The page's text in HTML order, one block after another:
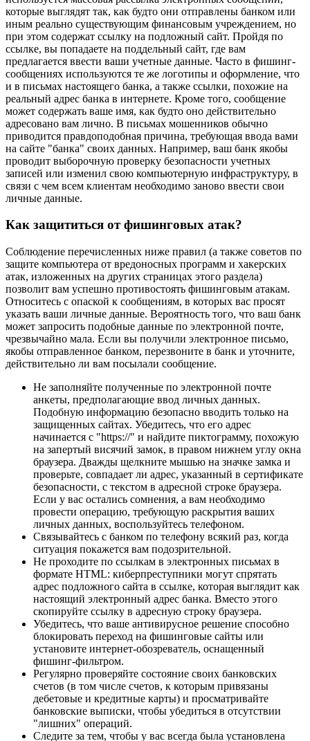
которые выглядят так, как будто они отправлены банком или
иным реально существующим финансовым учреждением, но
при этом содержат ссылку на подложный сайт. Пройдя по
ссылке, вы попадаете на поддельный сайт, где вам
предлагается ввести ваши учетные данные. Часто в фишинг-
сообщениях используются те же логотипы и оформление, что
и в письмах настоящего банка, а также ссылки, похожие на
реальный адрес банка в интернете. Кроме того, сообщение
может содержать ваше имя, как будто оно действительно
адресовано вам лично. В письмах мошенников обычно
приводится правдоподобная причина, требующая ввода вами
на сайте "банка" своих данных. Например, ваш банк якобы
проводит выборочную проверку безопасности учетных
записей или изменил свою компьютерную инфраструктуру, в
связи с чем всем клиентам необходимо заново ввести свои
личные данные.
Как защититься от фишинговых атак?
Соблюдение перечисленных ниже правил (а также советов по
защите компьютера от вредоносных программ и хакерских
атак, изложенных на других страницах этого раздела)
позволит вам успешно противостоять фишинговым атакам.
Относитесь с опаской к сообщениям, в которых вас просят
указать ваши личные данные. Вероятность того, что ваш банк
может запросить подобные данные по электронной почте,
чрезвычайно мала. Если вы получили электронное письмо,
якобы отправленное банком, перезвоните в банк и уточните,
действительно ли вам посылали сообщение.
Не заполняйте полученные по электронной почте
анкеты, предполагающие ввод личных данных.
Подобную информацию безопасно вводить только на
защищенных сайтах. Убедитесь, что его адрес
начинается с "https://" и найдите пиктограмму, похожую
на запертый висячий замок, в правом нижнем углу окна
браузера. Дважды щелкните мышью на значке замка и
проверьте, совпадает ли адрес, указанный в сертификате
безопасности, с текстом в адресной строке браузера.
Если у вас остались сомнения, а вам необходимо
провести операцию, требующую раскрытия ваших
личных данных, воспользуйтесь телефоном.
Связывайтесь с банком по телефону всякий раз, когда
ситуация покажется вам подозрительной.
Не проходите по ссылкам в электронных письмах в
формате HTML: киберпреступники могут спрятать
адрес подложного сайта в ссылке, которая выглядит как
настоящий электронный адрес банка. Вместо этого
скопируйте ссылку в адресную строку браузера.
Убедитесь, что ваше антивирусное решение способно
блокировать переход на фишинговые сайты или
установите интернет-обозреватель, оснащенный
фишинг-фильтром.
Регулярно проверяйте состояние своих банковских
счетов (в том числе счетов, к которым привязаны
дебетовые и кредитные карты) и просматривайте
банковские выписки, чтобы убедиться в отсутствии
"лишних" операций.
Следите за тем, чтобы у вас всегда была установлена